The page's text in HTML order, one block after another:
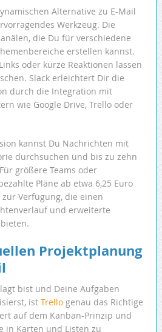
Alternative zu E-Mail
Werkzeug. Die
die Du für verschiedene
erstellen kannst.
oder kurze Reaktionen lassen
Slack erleichtert Dir die
durch die Integration mit
wie Google Drive, Trello oder
kannst Du Nachrichten mit
durchsuchen und bis zu zehn
größere Teams oder
Pläne ab etwa 6,25 Euro
Verfügung, die einen
und erweiterte
Projektplanung
bist und Deine Aufgaben
ist Trellogenau das Richtige
auf dem Kanban-Prinzip und
in Karten und Listen zu